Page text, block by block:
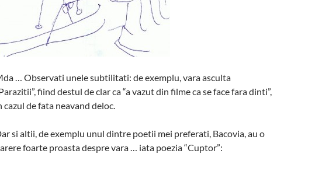
… Observati unele subtilitati: de exemplu, vara asculta
fiind destul de clar ca “a vazut din filme ca se face fara dinti”,
cazul de fata neavand deloc.
si altii, de exemplu unul dintre poetii mei preferati, Bacovia, au o
foarte proasta despre vara … iata poezia “Cuptor”: